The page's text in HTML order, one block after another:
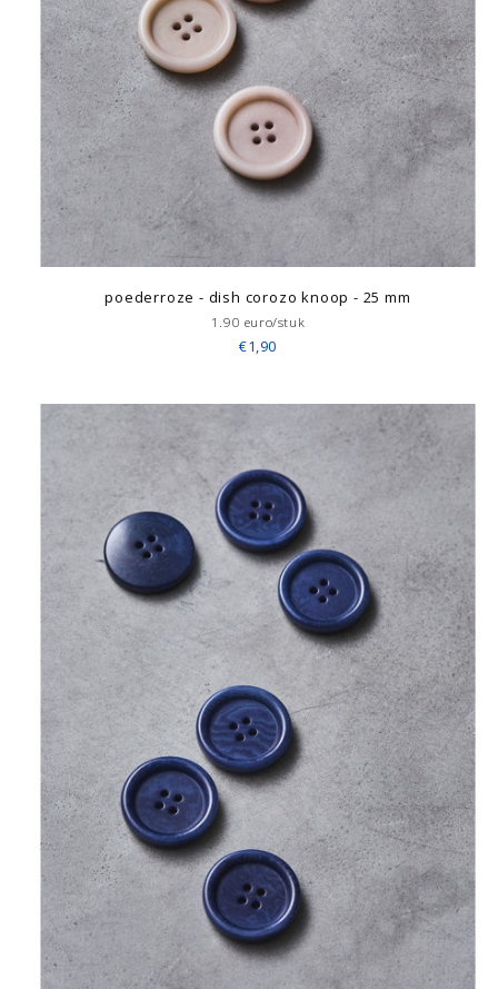
poederroze - dish corozo knoop - 25 mm
1.90 euro/stuk
€1,90